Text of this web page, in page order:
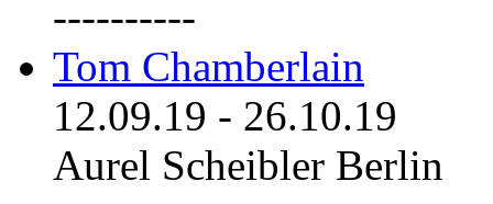
----------
Tom Chamberlain
12.09.19 - 26.10.19
Aurel Scheibler Berlin